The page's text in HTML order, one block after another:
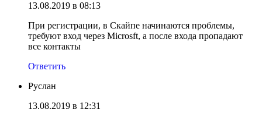
13.08.2019 в 08:13
При регистрации, в Скайпе начинаются проблемы,
требуют вход через Microsft, а после входа пропадают
все контакты
Ответить
Руслан
13.08.2019 в 12:31